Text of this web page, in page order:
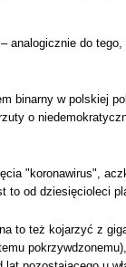
do
binarny w polskiej
o
"koronawirus",
to od dziesięcioleci
to też kojarzyć z